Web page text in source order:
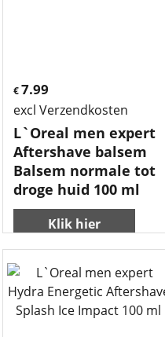
€ 7.99
excl Verzendkosten
L`Oreal men expert
Aftershave balsem
Balsem normale tot
droge huid 100 ml
Klik hier